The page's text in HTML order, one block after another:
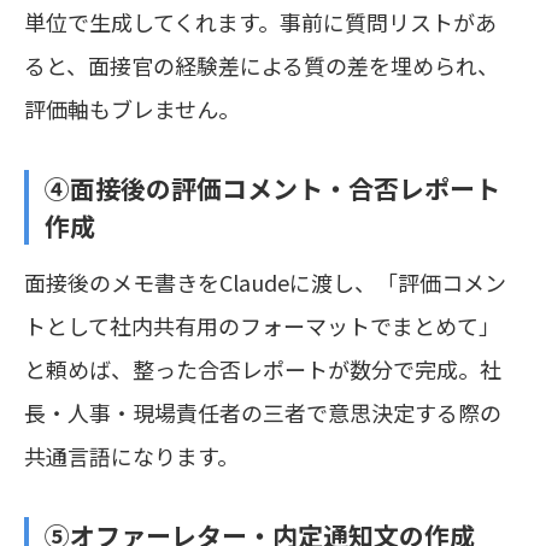
単位で生成してくれます。事前に質問リストがあ
ると、面接官の経験差による質の差を埋められ、
評価軸もブレません。
④面接後の評価コメント・合否レポート
作成
面接後のメモ書きをClaudeに渡し、「評価コメン
トとして社内共有用のフォーマットでまとめて」
と頼めば、整った合否レポートが数分で完成。社
長・人事・現場責任者の三者で意思決定する際の
共通言語になります。
⑤オファーレター・内定通知文の作成